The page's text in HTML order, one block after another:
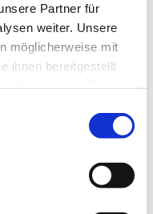
Partner für
weiter. Unsere
möglicherweise mit
ihnen bereitgestellt
18:30 Uhr
38,